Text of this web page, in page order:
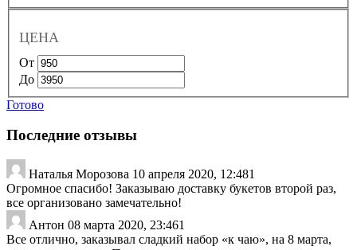
ЦЕНА
От
До
Готово
Последние отзывы
Наталья Морозова 10 апреля 2020, 12:481
Огромное спасибо! Заказываю доставку букетов второй раз,
все организовано замечательно!
Антон 08 марта 2020, 23:461
Все отлично, заказывал сладкий набор «к чаю», на 8 марта,